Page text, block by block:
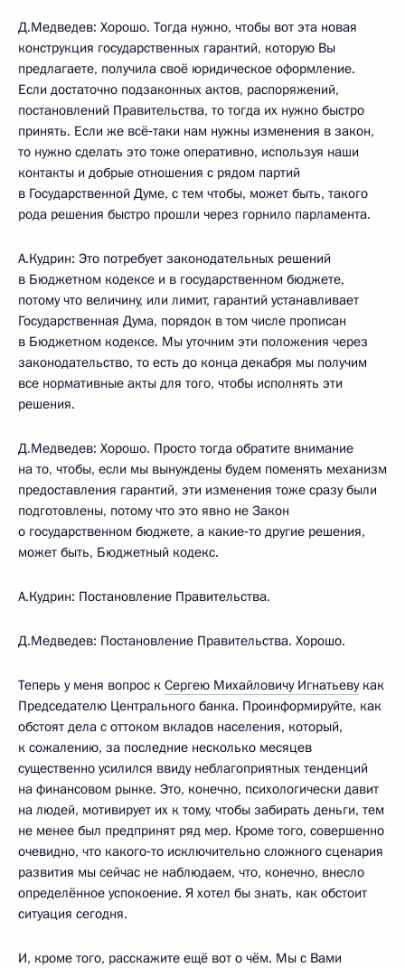
Д.Медведев: Хорошо. Тогда нужно, чтобы вот эта новая
конструкция государственных гарантий, которую Вы
предлагаете, получила своё юридическое оформление.
Если достаточно подзаконных актов, распоряжений,
постановлений Правительства, то тогда их нужно быстро
принять. Если же всё‑таки нам нужны изменения в закон,
то нужно сделать это тоже оперативно, используя наши
контакты и добрые отношения с рядом партий
в Государственной Думе, с тем чтобы, может быть, такого
рода решения быстро прошли через горнило парламента.
А.Кудрин: Это потребует законодательных решений
в Бюджетном кодексе и в государственном бюджете,
потому что величину, или лимит, гарантий устанавливает
Государственная Дума, порядок в том числе прописан
в Бюджетном кодексе. Мы уточним эти положения через
законодательство, то есть до конца декабря мы получим
все нормативные акты для того, чтобы исполнять эти
решения.
Д.Медведев: Хорошо. Просто тогда обратите внимание
на то, чтобы, если мы вынуждены будем поменять механизм
предоставления гарантий, эти изменения тоже сразу были
подготовлены, потому что это явно не Закон
о государственном бюджете, а какие‑то другие решения,
может быть, Бюджетный кодекс.
А.Кудрин: Постановление Правительства.
Д.Медведев: Постановление Правительства. Хорошо.
Теперь у меня вопрос к Сергею Михайловичу Игнатьевукак
Председателю Центрального банка. Проинформируйте, как
обстоят дела с оттоком вкладов населения, который,
к сожалению, за последние несколько месяцев
существенно усилился ввиду неблагоприятных тенденций
на финансовом рынке. Это, конечно, психологически давит
на людей, мотивирует их к тому, чтобы забирать деньги, тем
не менее был предпринят ряд мер. Кроме того, совершенно
очевидно, что какого‑то исключительно сложного сценария
развития мы сейчас не наблюдаем, что, конечно, внесло
определённое успокоение. Я хотел бы знать, как обстоит
ситуация сегодня.
И, кроме того, расскажите ещё вот о чём. Мы с Вами